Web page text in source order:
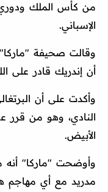
من كأس الملك ودوري
الإسباني.
وقالت صحيفة "ماركا"
أن إندريك قادر على
وأكدت على أن
النادي، وهو من قرر
الأبيض.
وأوضحت "ماركا" أنه
مدريد مع أي مهاجم